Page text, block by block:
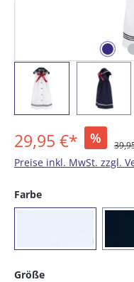
29,95 €* %
Preise inkl. MwSt. zzgl.
Farbeauswählen
Größeauswählen